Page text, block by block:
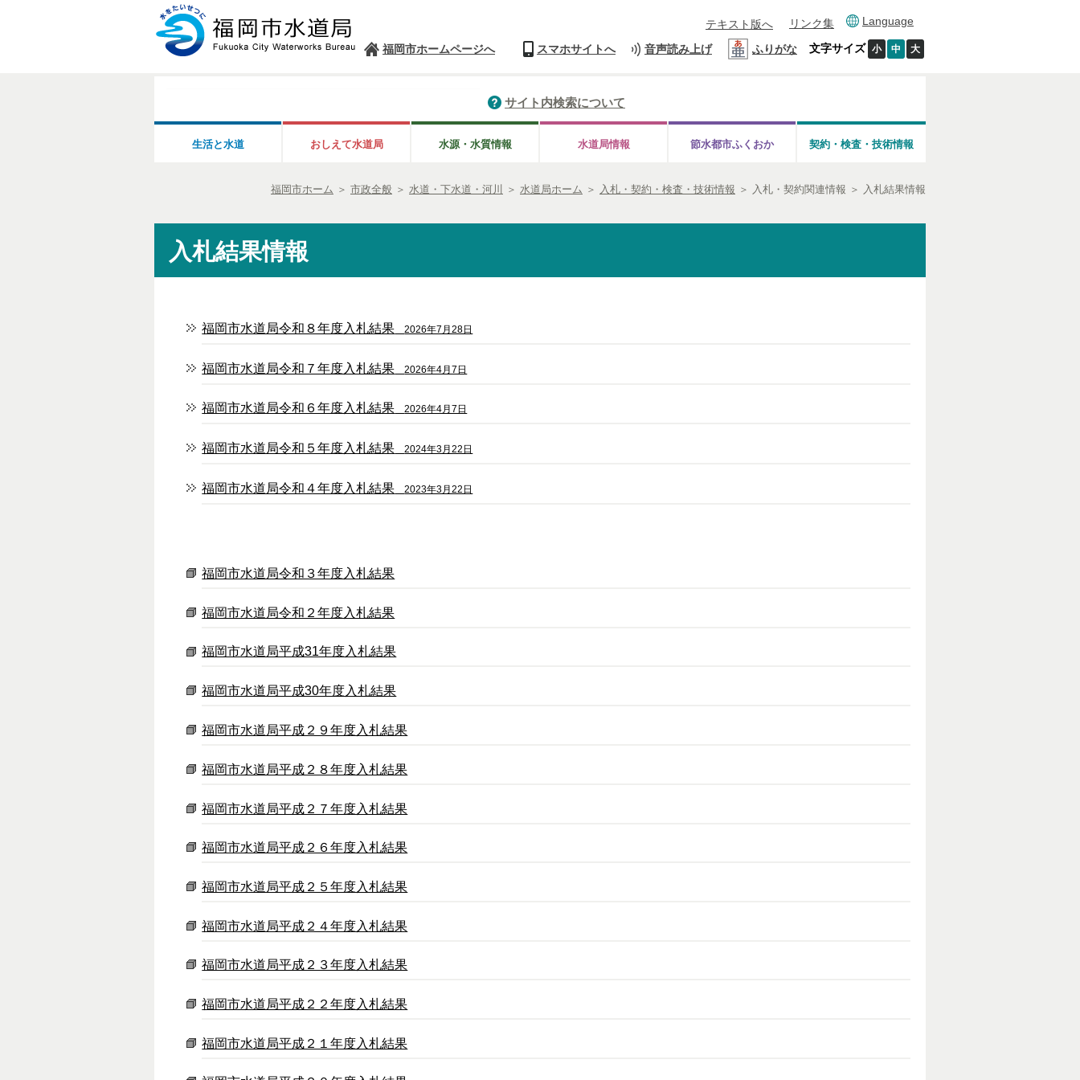
テキスト版へ リンク集 Language
福岡市ホームページへ スマホサイトへ 音声読み上げ ふりがな 文字サイズ 小 中 大
サイト内検索について
生活と水道 おしえて水道局 水源・水質情報 水道局情報 節水都市ふくおか 契約・検査・技術情報
福岡市ホーム ＞ 市政全般 ＞ 水道・下水道・河川 ＞ 水道局ホーム ＞ 入札・契約・検査・技術情報 ＞ 入札・契約関連情報 ＞ 入札結果情報
入札結果情報
福岡市水道局令和８年度入札結果 2026年7月28日
福岡市水道局令和７年度入札結果 2026年4月7日
福岡市水道局令和６年度入札結果 2026年4月7日
福岡市水道局令和５年度入札結果 2024年3月22日
福岡市水道局令和４年度入札結果 2023年3月22日
福岡市水道局令和３年度入札結果
福岡市水道局令和２年度入札結果
福岡市水道局平成31年度入札結果
福岡市水道局平成30年度入札結果
福岡市水道局平成２９年度入札結果
福岡市水道局平成２８年度入札結果
福岡市水道局平成２７年度入札結果
福岡市水道局平成２６年度入札結果
福岡市水道局平成２５年度入札結果
福岡市水道局平成２４年度入札結果
福岡市水道局平成２３年度入札結果
福岡市水道局平成２２年度入札結果
福岡市水道局平成２１年度入札結果